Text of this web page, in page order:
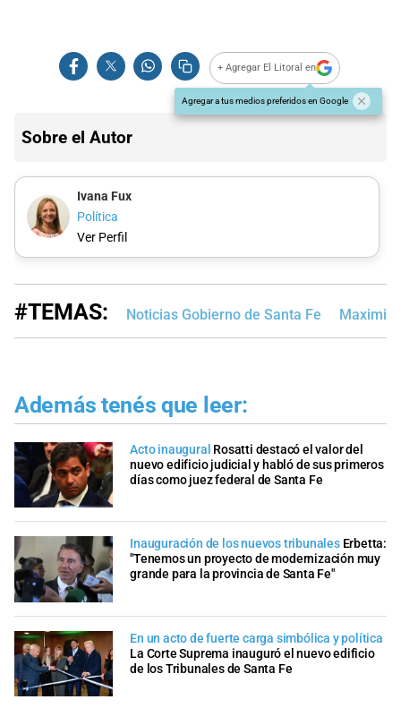
+ Agregar El Litoral en
Agregar a tus medios preferidos en Google
Sobre el Autor
Ivana Fux
Política
Ver Perfil
#TEMAS: Noticias Gobierno de Santa Fe
Además tenés que leer:
Acto inaugural Rosatti destacó el valor del
nuevo edificio judicial y habló de sus primeros
días como juez federal de Santa Fe
Inauguración de los nuevos tribunales Erbetta:
"Tenemos un proyecto de modernización muy
grande para la provincia de Santa Fe"
En un acto de fuerte carga simbólica y política
La Corte Suprema inauguró el nuevo edificio
de los Tribunales de Santa Fe